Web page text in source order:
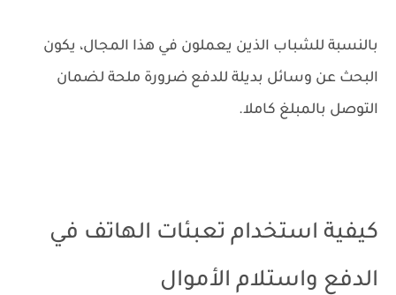
بالنسبة للشباب الذين يعملون في هذا المجال، يكون
البحث عن وسائل بديلة للدفع ضرورة ملحة لضمان
التوصل بالمبلغ كاملا.
كيفية استخدام تعبئات الهاتف في
الدفع واستلام الأموال